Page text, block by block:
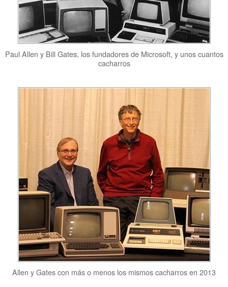
Paul Allen y Bill Gates, los fundadores de Microsoft, y unos cuantos
cacharros
Allen y Gates con más o menos los mismos cacharros en 2013